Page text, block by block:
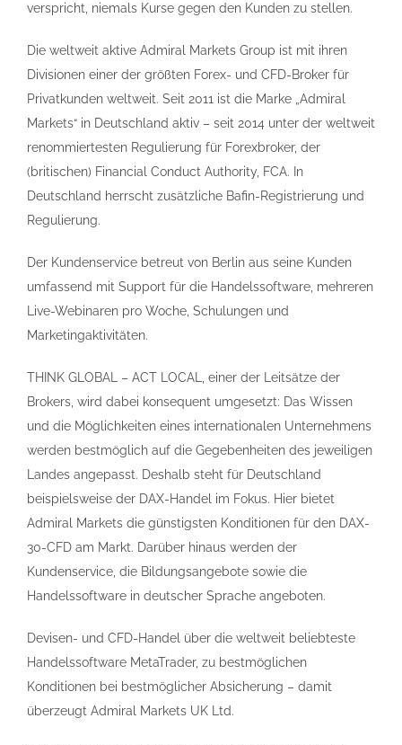
verspricht, niemals Kurse gegen den Kunden zu stellen.
Die weltweit aktive Admiral Markets Group ist mit ihren
Divisionen einer der größten Forex- und CFD-Broker für
Privatkunden weltweit. Seit 2011 ist die Marke „Admiral
Markets“ in Deutschland aktiv – seit 2014 unter der weltweit
renommiertesten Regulierung für Forexbroker, der
(britischen) Financial Conduct Authority, FCA. In
Deutschland herrscht zusätzliche Bafin-Registrierung und
Regulierung.
Der Kundenservice betreut von Berlin aus seine Kunden
umfassend mit Support für die Handelssoftware, mehreren
Live-Webinaren pro Woche, Schulungen und
Marketingaktivitäten.
THINK GLOBAL – ACT LOCAL, einer der Leitsätze der
Brokers, wird dabei konsequent umgesetzt: Das Wissen
und die Möglichkeiten eines internationalen Unternehmens
werden bestmöglich auf die Gegebenheiten des jeweiligen
Landes angepasst. Deshalb steht für Deutschland
beispielsweise der DAX-Handel im Fokus. Hier bietet
Admiral Markets die günstigsten Konditionen für den DAX-
30-CFD am Markt. Darüber hinaus werden der
Kundenservice, die Bildungsangebote sowie die
Handelssoftware in deutscher Sprache angeboten.
Devisen- und CFD-Handel über die weltweit beliebteste
Handelssoftware MetaTrader, zu bestmöglichen
Konditionen bei bestmöglicher Absicherung – damit
überzeugt Admiral Markets UK Ltd.